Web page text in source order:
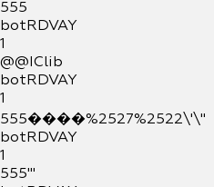
555
botRDVAY
1
@@IClib
botRDVAY
1
555����%2527%2522\'\"
botRDVAY
1
555'"